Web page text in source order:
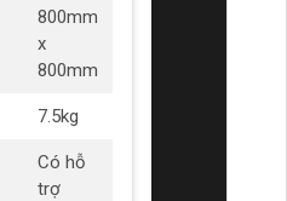
800mm
x
800mm
7.5kg
Có hỗ
trợ